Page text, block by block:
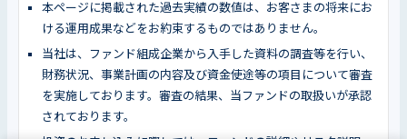
本ページに掲載された過去実績の数値は、お客さまの将来にお
ける運用成果などをお約束するものではありません。
当社は、ファンド組成企業から入手した資料の調査等を行い、
財務状況、事業計画の内容及び資金使途等の項目について審査
を実施しております。審査の結果、当ファンドの取扱いが承認
されております。